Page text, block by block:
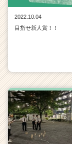
2022.10.04
目指せ新人賞！！